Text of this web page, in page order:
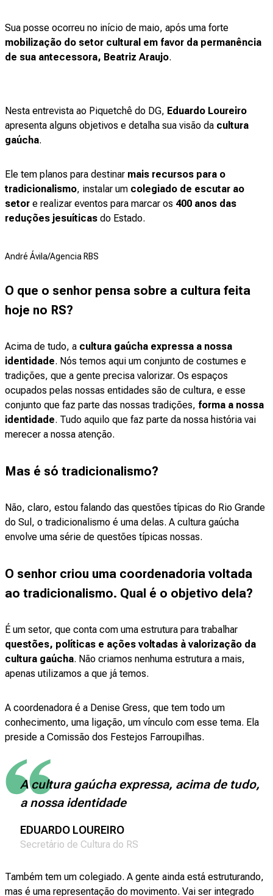
Sua posse ocorreu no início de maio, após uma forte
mobilização do setor cultural em favor da permanência
de sua antecessora, Beatriz Araujo.
Nesta entrevista ao Piquetchê do DG, Eduardo Loureiro
apresenta alguns objetivos e detalha sua visão da cultura
gaúcha.
Ele tem planos para destinar mais recursos para o
tradicionalismo, instalar um colegiado de escutar ao
setor e realizar eventos para marcar os 400 anos das
reduções jesuíticas do Estado.
André Ávila/Agencia RBS
O que o senhor pensa sobre a cultura feita
hoje no RS?
Acima de tudo, a cultura gaúcha expressa a nossa
identidade. Nós temos aqui um conjunto de costumes e
tradições, que a gente precisa valorizar. Os espaços
ocupados pelas nossas entidades são de cultura, e esse
conjunto que faz parte das nossas tradições, forma a nossa
identidade. Tudo aquilo que faz parte da nossa história vai
merecer a nossa atenção.
Mas é só tradicionalismo?
Não, claro, estou falando das questões típicas do Rio Grande
do Sul, o tradicionalismo é uma delas. A cultura gaúcha
envolve uma série de questões típicas nossas.
O senhor criou uma coordenadoria voltada
ao tradicionalismo. Qual é o objetivo dela?
É um setor, que conta com uma estrutura para trabalhar
questões, políticas e ações voltadas à valorização da
cultura gaúcha. Não criamos nenhuma estrutura a mais,
apenas utilizamos a que já temos.
A coordenadora é a Denise Gress, que tem todo um
conhecimento, uma ligação, um vínculo com esse tema. Ela
preside a Comissão dos Festejos Farroupilhas.
A cultura gaúcha expressa, acima de tudo,
a nossa identidade
EDUARDO LOUREIRO
Secretário de Cultura do RS
Também tem um colegiado. A gente ainda está estruturando,
mas é uma representação do movimento. Vai ser integrado